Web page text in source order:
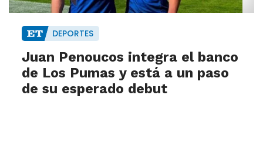
DEPORTES
Juan Penoucos integra el banco
de Los Pumas y está a un paso
de su esperado debut